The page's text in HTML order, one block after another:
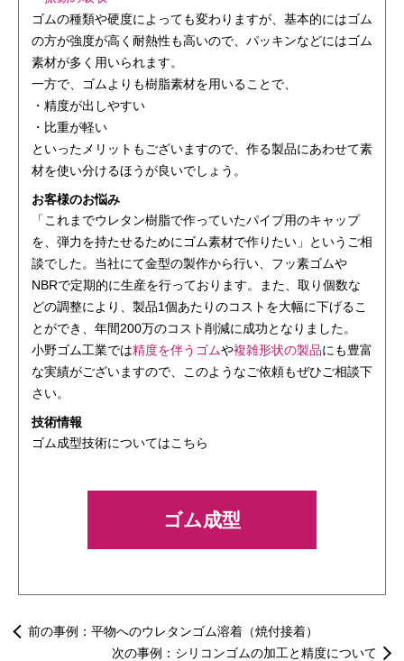
ゴムの種類や硬度によっても変わりますが、基本的にはゴム
の方が強度が高く耐熱性も高いので、パッキンなどにはゴム
素材が多く用いられます。
一方で、ゴムよりも樹脂素材を用いることで、
・精度が出しやすい
・比重が軽い
といったメリットもございますので、作る製品にあわせて素
材を使い分けるほうが良いでしょう。
お客様のお悩み
「これまでウレタン樹脂で作っていたパイプ用のキャップ
を、弾力を持たせるためにゴム素材で作りたい」というご相
談でした。当社にて金型の製作から行い、フッ素ゴムや
NBRで定期的に生産を行っております。また、取り個数な
どの調整により、製品1個あたりのコストを大幅に下げるこ
とができ、年間200万のコスト削減に成功となりました。
小野ゴム工業では精度を伴うゴムや複雑形状の製品にも豊富
な実績がございますので、このようなご依頼もぜひご相談下
さい。
技術情報
ゴム成型技術についてはこちら
ゴム成型
前の事例： 平物へのウレタンゴム溶着（焼付接着）
次の事例： シリコンゴムの加工と精度について